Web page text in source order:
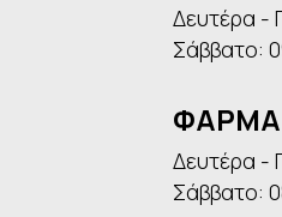
Δευτέρα -
Σάββατο:
Δευτέρα -
Σάββατο: